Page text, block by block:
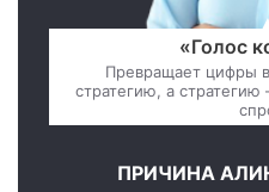
«Голос
Превращает цифры
стратегию, а
ПРИЧИНА